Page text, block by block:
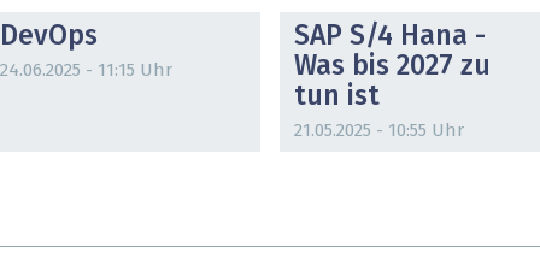
DevOps
24.06.2025 - 11:15 Uhr
SAP S/4 Hana -
Was bis 2027 zu
tun ist
21.05.2025 - 10:55 Uhr